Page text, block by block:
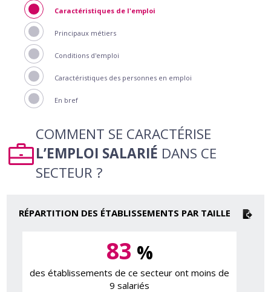
Caractéristiques de l'emploi
Principaux métiers
Conditions d'emploi
Caractéristiques des personnes en emploi
En bref
COMMENT SE CARACTÉRISE
L’EMPLOI SALARIÉ DANS CE
SECTEUR ?
RÉPARTITION DES ÉTABLISSEMENTS PAR TAILLE
83 %
des établissements de ce secteur ont moins de
9 salariés